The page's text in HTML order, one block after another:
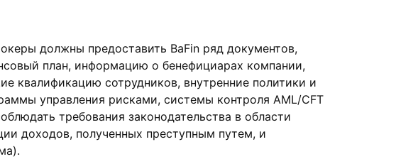
должны предоставить BaFin ряд документов,
план, информацию о бенефициарах компании,
квалификацию сотрудников, внутренние политики и
управления рисками, системы контроля AML/CFT
требования законодательства в области
доходов, полученных преступным путем, и